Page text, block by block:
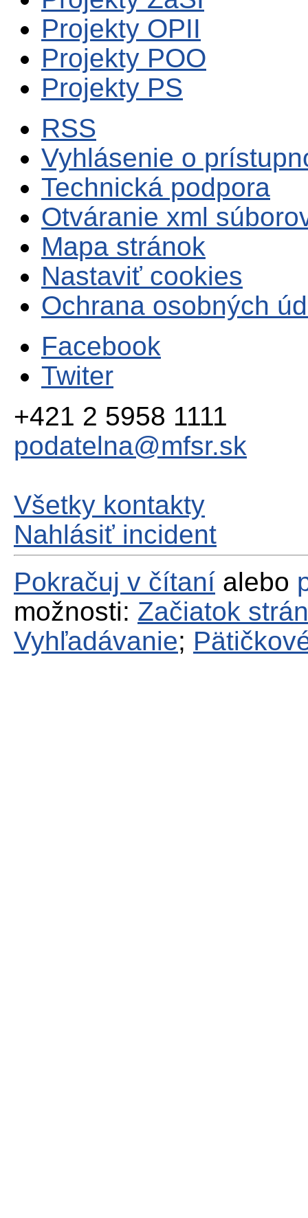
Projekty OPII
Projekty POO
Projekty PS
RSS
Vyhlásenie o
Technická podpora
Otváranie xml
Mapa stránok
Nastaviť cookies
Ochrana osobných
Facebook
Twiter
+421 2 5958 1111
podatelna@mfsr.sk
Všetky kontakty
Nahlásiť incident
Pokračuj v čítaní alebo
možnosti: Začiatok
Vyhľadávanie;